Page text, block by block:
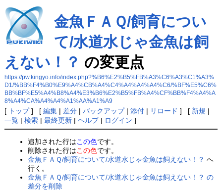
金魚ＦＡＱ/飼育につい
て/水道水じゃ金魚は飼
えない！？ の変更点
https://pw.kingyo.info/index.php?%B6%E2%B5%FB%A3%C6%A3%C1%A3%
D1/%BB%F4%B0%E9%A4%CB%A4%C4%A4%A4%A4%C6/%BF%E5%C6%
BB%BF%E5%A4%B8%A4%E3%B6%E2%B5%FB%A4%CF%BB%F4%A4%A
8%A4%CA%A4%A4%A1%AA%A1%A9
[ トップ] [ 編集| 差分| バックアップ| 添付| リロード ] [ 新規 |
一覧| 検索| 最終更新| ヘルプ| ログイン ]
追加された行はこの色です。
削除された行はこの色です。
金魚ＦＡＱ/飼育について/水道水じゃ金魚は飼えない！？ へ
行く。
金魚ＦＡＱ/飼育について/水道水じゃ金魚は飼えない！？ の
差分を削除